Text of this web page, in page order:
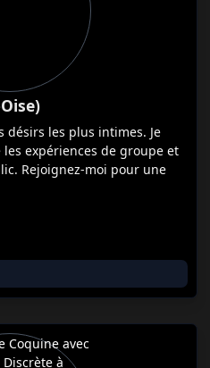
désirs les plus intimes. Je
expériences de groupe et
Rejoignez-moi pour une